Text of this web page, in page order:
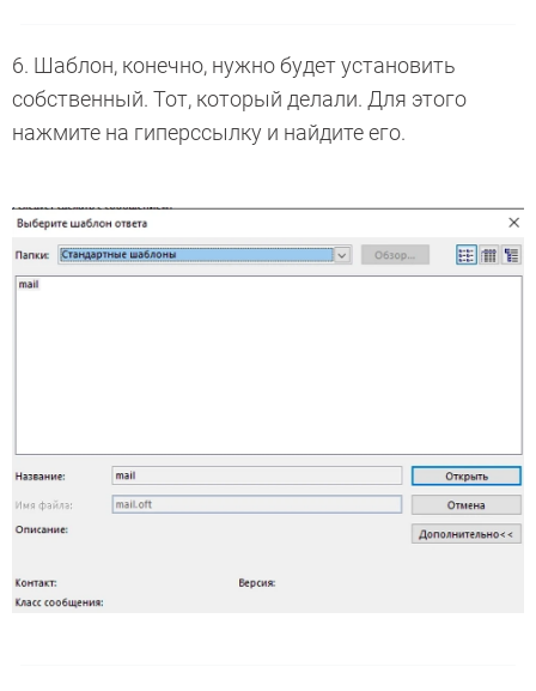
6. Шаблон, конечно, нужно будет установить
собственный. Тот, который делали. Для этого
нажмите на гиперссылку и найдите его.